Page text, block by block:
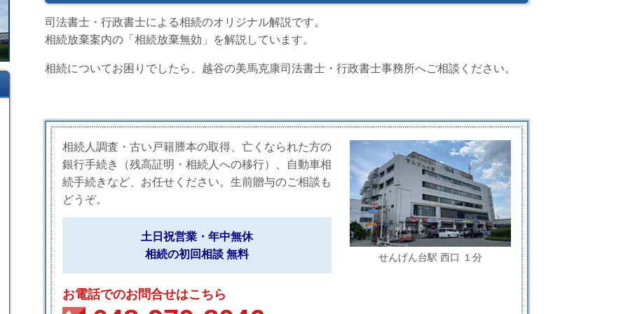
司法書士・行政書士による相続のオリジナル解説です。
相続放棄案内の「相続放棄無効」を解説しています。
相続についてお困りでしたら、越谷の美馬克康司法書士・行政書士事務所へご相談ください。
せんげん台駅 西口 １分
相続人調査・古い戸籍謄本の取得、亡くなられた方の
銀行手続き（残高証明・相続人への移行）、自動車相
続手続きなど、お任せください。生前贈与のご相談も
どうぞ。
土日祝営業・年中無休
相続の初回相談 無料
お電話でのお問合せはこちら